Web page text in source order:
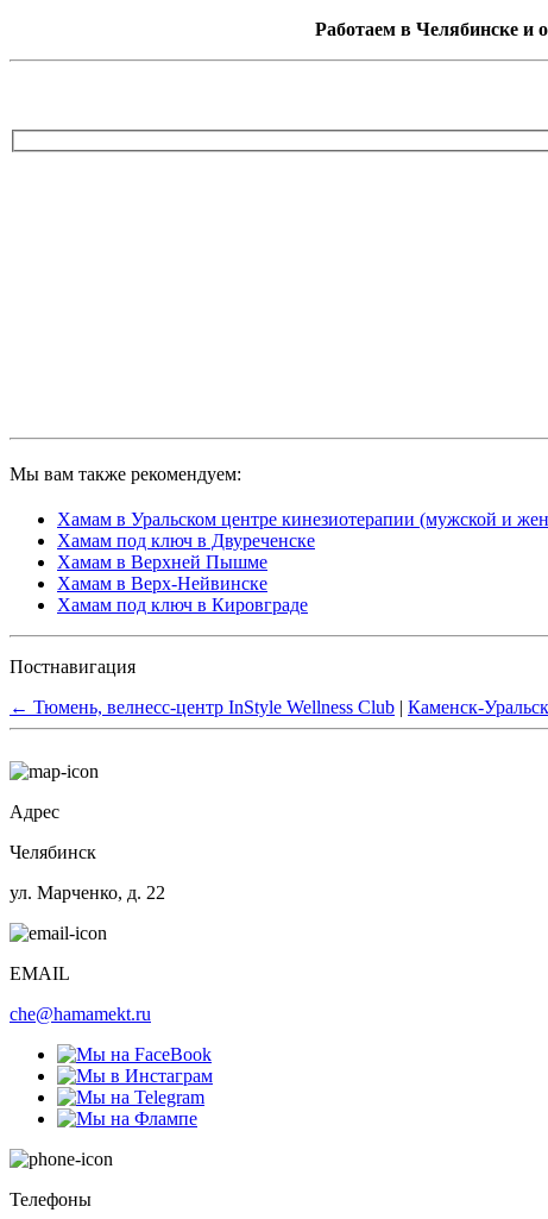
Работаем в Челябинске и
Мы вам также рекомендуем:
Хамам в Уральском центре кинезиотерапии (мужской и
Хамам под ключ в Двуреченске
Хамам в Верхней Пышме
Хамам в Верх-Нейвинске
Хамам под ключ в Кировграде
Постнавигация
← Тюмень, велнесс-центр InStyle Wellness Club Каменск-
Адрес
Челябинск
ул. Марченко, д. 22
EMAIL
che@hamamekt.ru
Телефоны